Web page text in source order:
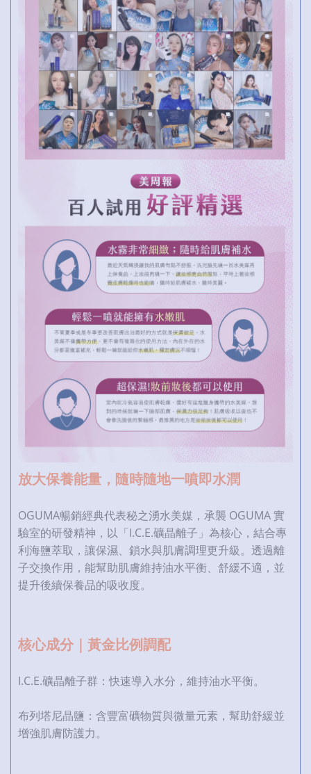
放大保養能量，隨時隨地一噴即水潤
OGUMA暢銷經典代表秘之湧水美媒，承襲 OGUMA 實
驗室的研發精神，以「I.C.E.礦晶離子」為核心，結合專
利海鹽萃取，讓保濕、鎖水與肌膚調理更升級。透過離
子交換作用，能幫助肌膚維持油水平衡、舒緩不適，並
提升後續保養品的吸收度。
核心成分｜黃金比例調配
I.C.E.礦晶離子群：快速導入水分，維持油水平衡。
布列塔尼晶鹽：含豐富礦物質與微量元素，幫助舒緩並
增強肌膚防護力。